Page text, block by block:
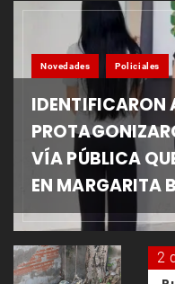
Novedades Policiales
IDENTIFICARON
VÍA PÚBLICA
EN MARGARITA
2